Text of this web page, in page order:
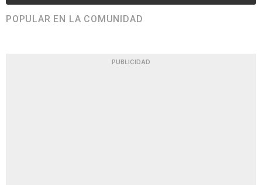
POPULAR EN LA COMUNIDAD
PUBLICIDAD